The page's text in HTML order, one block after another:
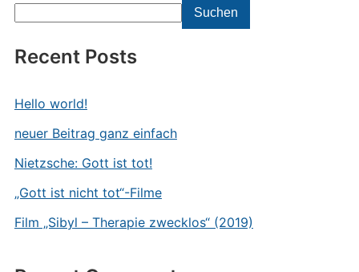
Suchen
Recent Posts
Hello world!
neuer Beitrag ganz einfach
Nietzsche: Gott ist tot!
„Gott ist nicht tot“-Filme
Film „Sibyl – Therapie zwecklos“ (2019)